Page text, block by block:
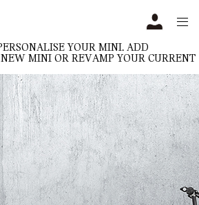
YOUR MINI. ADD
MINI OR REVAMP YOUR CURRENT